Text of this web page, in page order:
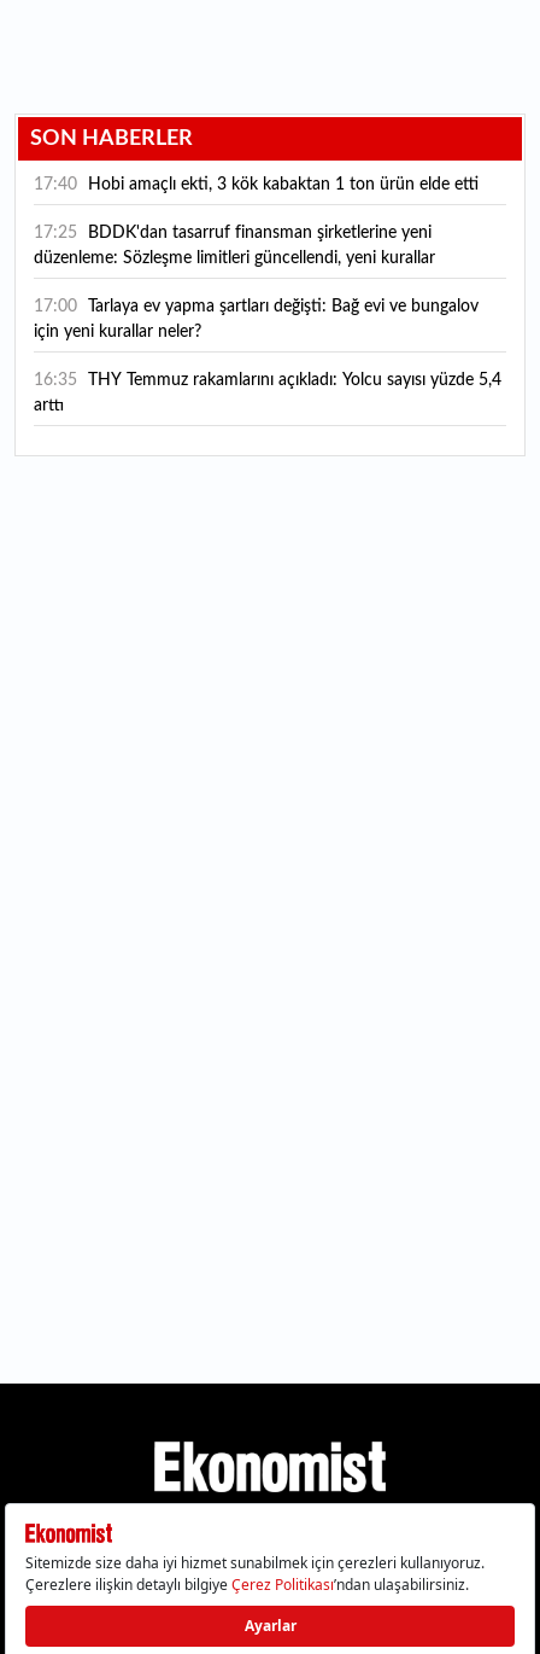
SON HABERLER
17:40 Hobi amaçlı ekti, 3 kök kabaktan 1 ton ürün elde etti
17:25
düzenleme: Sözleşme limitleri güncellendi, yeni kurallar
yürürlüğe girdi
17:00
için yeni kurallar neler?
16:35
arttı
16:27 Piyasaların beklediği veri geldi: ABD tarım dışı istihdam
Gizlilik Politikası Çerez Politikası Çerezleri Sıfırla
KVKK Metni Künye İletişim